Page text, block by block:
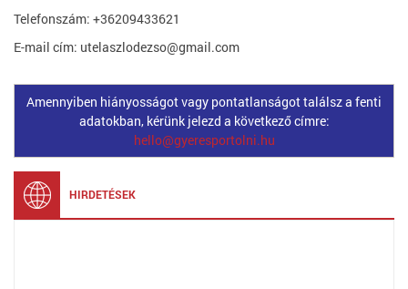
Telefonszám: +36209433621
E-mail cím: utelaszlodezso@gmail.com
Amennyiben hiányosságot vagy pontatlanságot találsz a fenti
adatokban, kérünk jelezd a következő címre:
hello@gyeresportolni.hu
HIRDETÉSEK